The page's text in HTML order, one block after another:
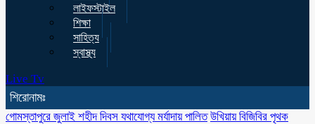
লাইফস্টাইল
শিক্ষা
সাহিত্য
স্বাস্থ্য
Live Tv
শিরোনামঃ
গোমস্তাপুরে জুলাই শহীদ দিবস যথাযোগ্য মর্যাদায় পালিত উখিয়ায় বিজিবির পৃথক